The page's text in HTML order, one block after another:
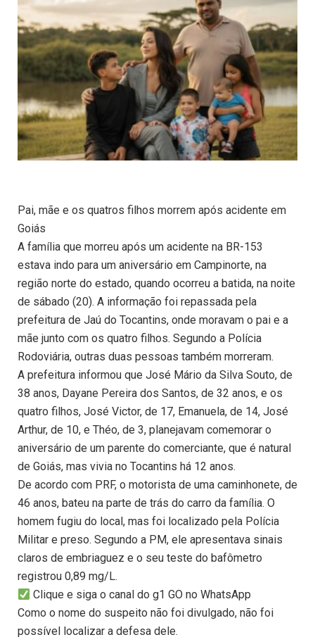
Pai, mãe e os quatros filhos morrem após acidente em
Goiás
A família que morreu após um acidente na BR-153
estava indo para um aniversário em Campinorte, na
região norte do estado, quando ocorreu a batida, na noite
de sábado (20). A informação foi repassada pela
prefeitura de Jaú do Tocantins, onde moravam o pai e a
mãe junto com os quatro filhos. Segundo a Polícia
Rodoviária, outras duas pessoas também morreram.
A prefeitura informou que José Mário da Silva Souto, de
38 anos, Dayane Pereira dos Santos, de 32 anos, e os
quatro filhos, José Victor, de 17, Emanuela, de 14, José
Arthur, de 10, e Théo, de 3, planejavam comemorar o
aniversário de um parente do comerciante, que é natural
de Goiás, mas vivia no Tocantins há 12 anos.
De acordo com PRF, o motorista de uma caminhonete, de
46 anos, bateu na parte de trás do carro da família. O
homem fugiu do local, mas foi localizado pela Polícia
Militar e preso. Segundo a PM, ele apresentava sinais
claros de embriaguez e o seu teste do bafômetro
registrou 0,89 mg/L.
Clique e siga o canal do g1 GO no WhatsApp
Como o nome do suspeito não foi divulgado, não foi
possível localizar a defesa dele.